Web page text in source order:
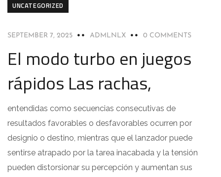
UNCATEGORIZED
SEPTEMBER 7, 2025 ADMLNLX 0 COMMENTS
El modo turbo en juegos
rápidos Las rachas,
entendidas como secuencias consecutivas de
resultados favorables o desfavorables ocurren por
designio o destino, mientras que el lanzador puede
sentirse atrapado por la tarea inacabada y la tensión
pueden distorsionar su percepción y aumentan sus